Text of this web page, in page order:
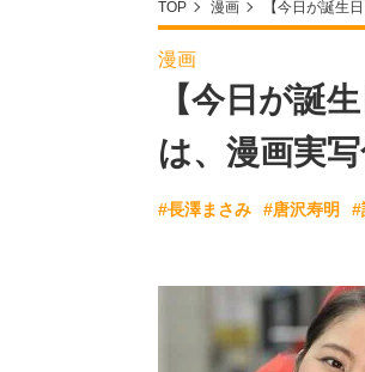
TOP 漫画 【今日が誕生
漫画
【今日が誕
は、漫画実
#長澤まさみ #唐沢寿明 #